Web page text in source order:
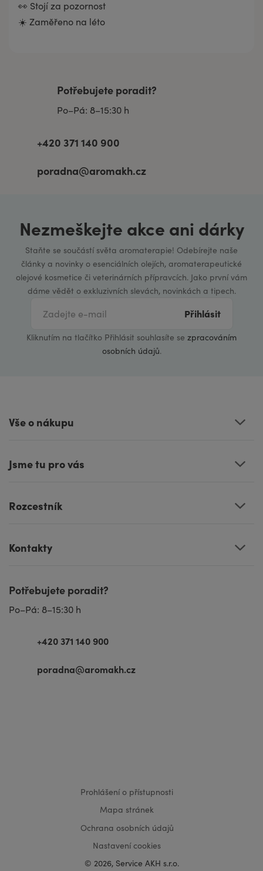
👀 Stojí za pozornost
☀️ Zaměřeno na léto
Potřebujete poradit?
Po–Pá: 8–15:30 h
+420 371 140 900
poradna@aromakh.cz
Nezmeškejte akce ani dárky
Staňte se součástí světa aromaterapie! Odebírejte naše
články a novinky o esenciálních olejích, aromaterapeutické
olejové kosmetice či veterinárních přípravcích. Jako první vám
dáme vědět o exkluzivních slevách, novinkách a tipech.
Přihlásit
Kliknutím na tlačítko Přihlásit souhlasíte se zpracováním
osobních údajů.
Vše o nákupu
Jsme tu pro vás
Rozcestník
Kontakty
Potřebujete poradit?
Po–Pá: 8–15:30 h
+420 371 140 900
poradna@aromakh.cz
Prohlášení o přístupnosti
Mapa stránek
Ochrana osobních údajů
Nastavení cookies
© 2026, Service AKH s.r.o.